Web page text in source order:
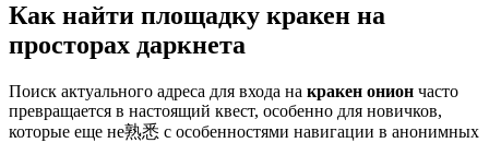
Как найти площадку кракен на
просторах даркнета
Поиск актуального адреса для входа на кракен онион часто
превращается в настоящий квест, особенно для новичков,
которые еще не熟悉 с особенностями навигации в анонимных